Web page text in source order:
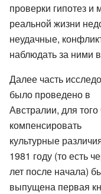
проверки гипотез и
реальной жизни
неудачные,
наблюдать за ними
Далее часть
было проведено в
Австралии, для
компенсировать
культурные
1981 году (то есть
лет после начала)
выпущена первая